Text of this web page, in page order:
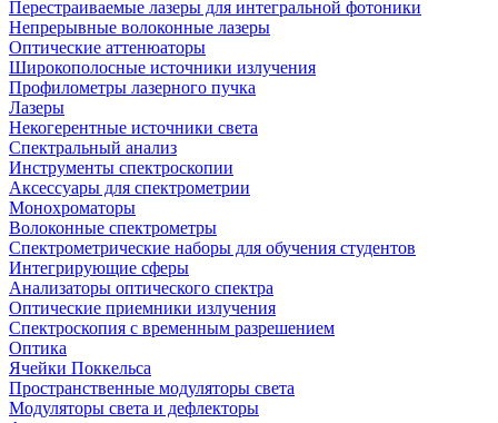
Перестраиваемые лазеры для интегральной фотоники
Непрерывные волоконные лазеры
Оптические аттенюаторы
Широкополосные источники излучения
Профилометры лазерного пучка
Лазеры
Некогерентные источники света
Спектральный анализ
Инструменты спектроскопии
Аксессуары для спектрометрии
Монохроматоры
Волоконные спектрометры
Спектрометрические наборы для обучения студентов
Интегрирующие сферы
Анализаторы оптического спектра
Оптические приемники излучения
Спектроскопия с временным разрешением
Оптика
Ячейки Поккельса
Пространственные модуляторы света
Модуляторы света и дефлекторы